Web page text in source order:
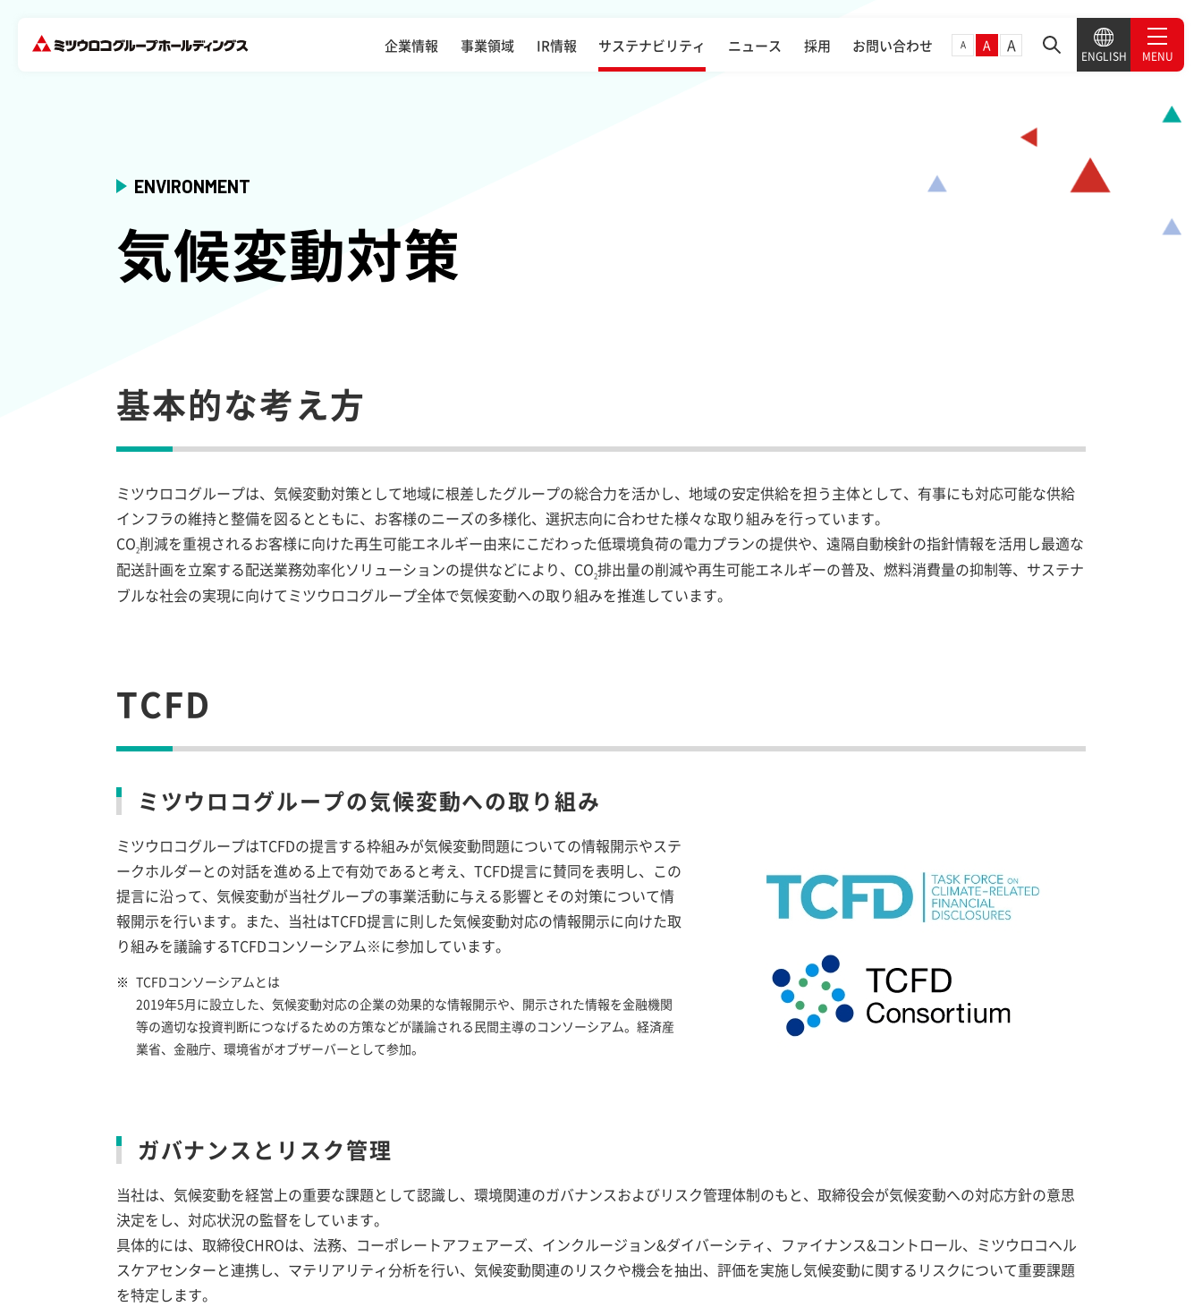
企業情報 事業領域 IR情報 サステナビリティ ニュース 採用 お問い合わせ A A A
ENGLISH MENU
ENVIRONMENT
気候変動対策
基本的な考え方
ミツウロコグループは、気候変動対策として地域に根差したグループの総合力を活かし、地域の安定供給を担う主体として、有事にも対応可能な供給
インフラの維持と整備を図るとともに、お客様のニーズの多様化、選択志向に合わせた様々な取り組みを行っています。
CO2削減を重視されるお客様に向けた再生可能エネルギー由来にこだわった低環境負荷の電力プランの提供や、遠隔自動検針の指針情報を活用し最適な
配送計画を立案する配送業務効率化ソリューションの提供などにより、CO2排出量の削減や再生可能エネルギーの普及、燃料消費量の抑制等、サステナ
ブルな社会の実現に向けてミツウロコグループ全体で気候変動への取り組みを推進しています。
TCFD
ミツウロコグループの気候変動への取り組み
ミツウロコグループはTCFDの提言する枠組みが気候変動問題についての情報開示やステ
ークホルダーとの対話を進める上で有効であると考え、TCFD提言に賛同を表明し、この
提言に沿って、気候変動が当社グループの事業活動に与える影響とその対策について情
報開示を行います。また、当社はTCFD提言に則した気候変動対応の情報開示に向けた取
り組みを議論するTCFDコンソーシアム※に参加しています。
※ TCFDコンソーシアムとは
2019年5月に設立した、気候変動対応の企業の効果的な情報開示や、開示された情報を金融機関
等の適切な投資判断につなげるための方策などが議論される民間主導のコンソーシアム。経済産
業省、金融庁、環境省がオブザーバーとして参加。
ガバナンスとリスク管理
当社は、気候変動を経営上の重要な課題として認識し、環境関連のガバナンスおよびリスク管理体制のもと、取締役会が気候変動への対応方針の意思
決定をし、対応状況の監督をしています。
具体的には、取締役CHROは、法務、コーポレートアフェアーズ、インクルージョン&ダイバーシティ、ファイナンス&コントロール、ミツウロコヘル
スケアセンターと連携し、マテリアリティ分析を行い、気候変動関連のリスクや機会を抽出、評価を実施し気候変動に関するリスクについて重要課題
を特定します。